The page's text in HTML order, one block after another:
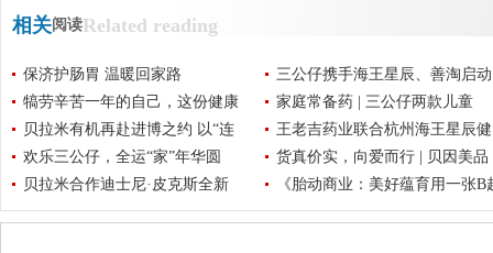
相关阅读Related reading
保济护肠胃 温暖回家路
三公仔携手海王星辰、善淘启动
犒劳辛苦一年的自己，这份健康
家庭常备药 | 三公仔两款儿童
贝拉米有机再赴进博之约 以“连
王老吉药业联合杭州海王星辰健
欢乐三公仔，全运“家”年华圆
货真价实，向爱而行 | 贝因美品
贝拉米合作迪士尼·皮克斯全新
《胎动商业：美好蕴育用一张B